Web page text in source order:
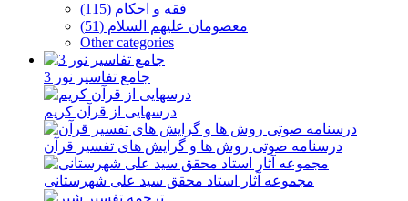
فقه و احکام (115)
معصومان علیهم السلام (51)
Other categories
جامع تفاسیر نور 3
درسهایی از قرآن کریم
درسنامه صوتی روش ها و گرایش های تفسیر قرآن
مجموعه آثار استاد محقق سید علی شهرستانی